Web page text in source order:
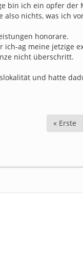
bin ich ein opfer der
nichts, was ich
honorare.
ag meine jetzige
nicht überschritt.
und hatte
Erste
Seite
« Erste